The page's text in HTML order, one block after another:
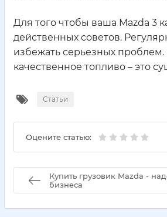
Для того чтобы ваша Mazda 3
действенных советов.
избежать серьезных
качественное топливо – это
Статьи
Оцените статью:
Купить грузовик Mazda -
бизнеса